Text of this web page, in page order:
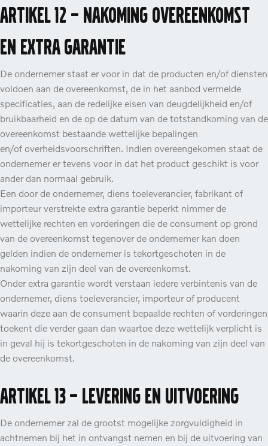
Artikel 12 – Nakoming overeenkomst
en extra garantie
De ondernemer staat er voor in dat de producten en/of diensten
voldoen aan de overeenkomst, de in het aanbod vermelde
specificaties, aan de redelijke eisen van deugdelijkheid en/of
bruikbaarheid en de op de datum van de totstandkoming van de
overeenkomst bestaande wettelijke bepalingen
en/of overheidsvoorschriften. Indien overeengekomen staat de
ondernemer er tevens voor in dat het product geschikt is voor
ander dan normaal gebruik.
Een door de ondernemer, diens toeleverancier, fabrikant of
importeur verstrekte extra garantie beperkt nimmer de
wettelijke rechten en vorderingen die de consument op grond
van de overeenkomst tegenover de ondernemer kan doen
gelden indien de ondernemer is tekortgeschoten in de
nakoming van zijn deel van de overeenkomst.
Onder extra garantie wordt verstaan iedere verbintenis van de
ondernemer, diens toeleverancier, importeur of producent
waarin deze aan de consument bepaalde rechten of vorderingen
toekent die verder gaan dan waartoe deze wettelijk verplicht is
in geval hij is tekortgeschoten in de nakoming van zijn deel van
de overeenkomst.
Artikel 13 – Levering en uitvoering
De ondernemer zal de grootst mogelijke zorgvuldigheid in
achtnemen bij het in ontvangst nemen en bij de uitvoering van